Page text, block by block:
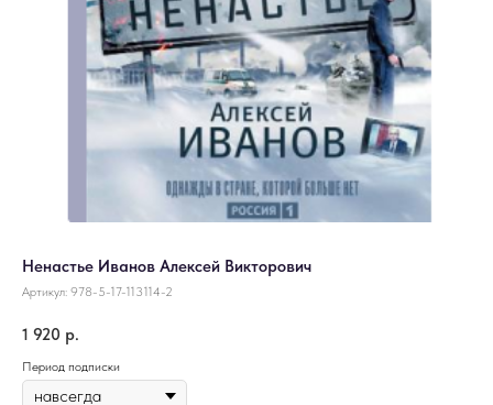
Ненастье Иванов Алексей Викторович
Артикул: 978-5-17-113114-2
1 920 р.
Период подписки